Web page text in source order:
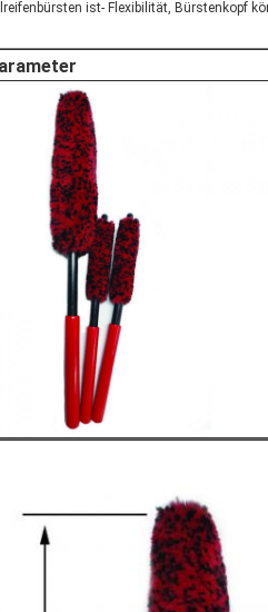
ist- Flexibilität, Bürstenkopf